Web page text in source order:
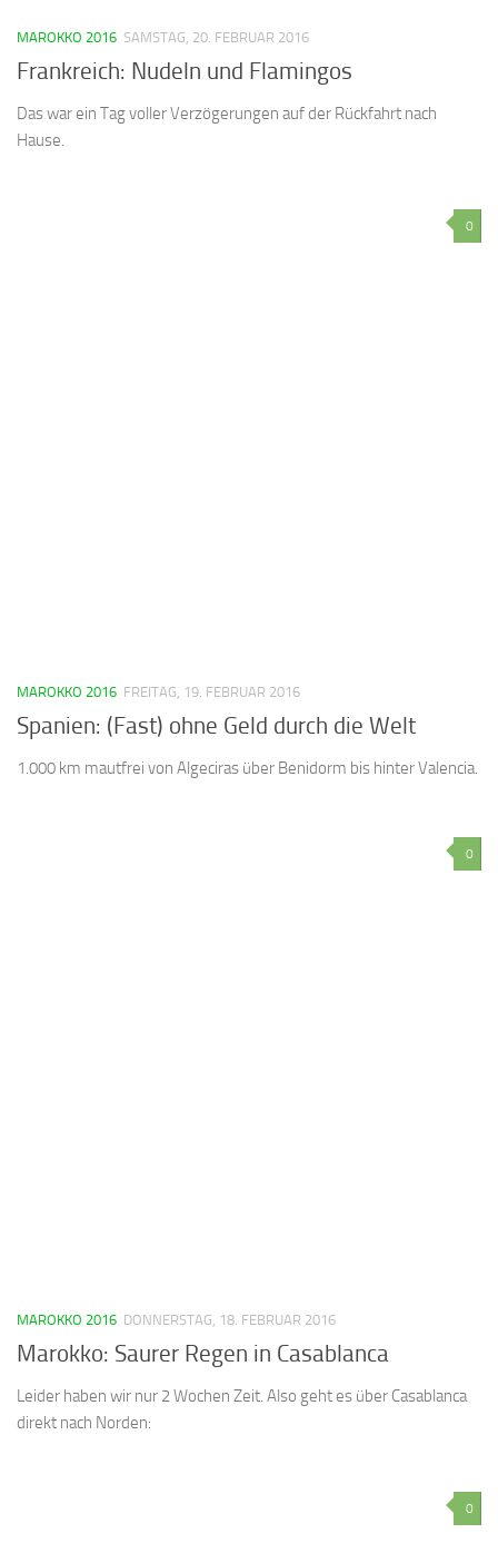
MAROKKO 2016 SAMSTAG, 20. FEBRUAR 2016
Frankreich: Nudeln und Flamingos
Das war ein Tag voller Verzögerungen auf der Rückfahrt nach
Hause.
0
MAROKKO 2016 FREITAG, 19. FEBRUAR 2016
Spanien: (Fast) ohne Geld durch die Welt
1.000 km mautfrei von Algeciras über Benidorm bis hinter Valencia.
0
MAROKKO 2016 DONNERSTAG, 18. FEBRUAR 2016
Marokko: Saurer Regen in Casablanca
Leider haben wir nur 2 Wochen Zeit. Also geht es über Casablanca
direkt nach Norden:
0